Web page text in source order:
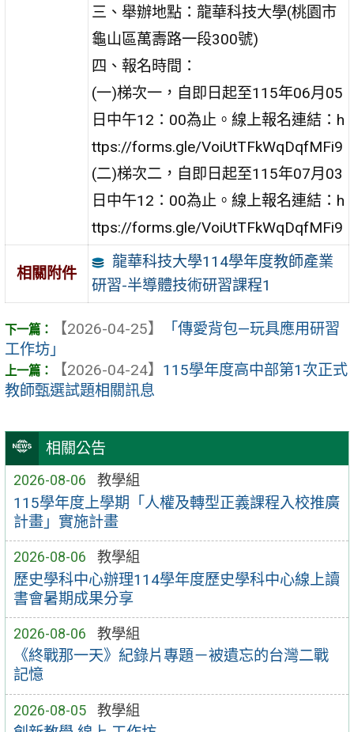
相關公告
2026-08-06 教學組
115學年度上學期「人權及轉型正義課程入校推廣
計畫」實施計畫
2026-08-06 教學組
歷史學科中心辦理114學年度歷史學科中心線上讀
書會暑期成果分享
2026-08-06 教學組
《終戰那一天》紀錄片專題－被遺忘的台灣二戰
記憶
2026-08-05 教學組
三、舉辦地點：龍華科技大學(桃園市
龜山區萬壽路一段300號)
四、報名時間：
(一)梯次一，自即日起至115年06月05
日中午12：00為止。線上報名連結：h
ttps://forms.gle/VoiUtTFkWqDqfMFi9
(二)梯次二，自即日起至115年07月03
日中午12：00為止。線上報名連結：h
ttps://forms.gle/VoiUtTFkWqDqfMFi9
相關附件
龍華科技大學114學年度教師產業
研習-半導體技術研習課程1
【2026-04-25】
「傳愛背包—玩具應用研習
工作坊」
【2026-04-24】 115學年度高中部第1次正式
教師甄選試題相關訊息